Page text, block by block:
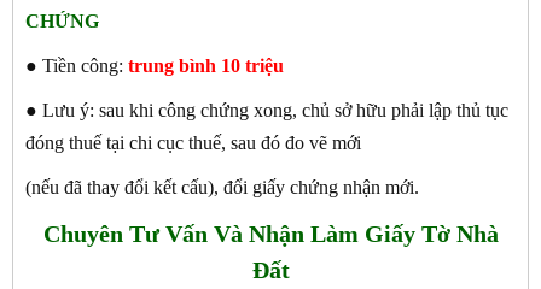
CHỨNG
● Tiền công: trung bình 10 triệu
● Lưu ý: sau khi công chứng xong, chủ sở hữu phải lập thủ tục
đóng thuế tại chi cục thuế, sau đó đo vẽ mới
(nếu đã thay đổi kết cấu), đổi giấy chứng nhận mới.
Chuyên Tư Vấn Và Nhận Làm Giấy Tờ Nhà
Đất